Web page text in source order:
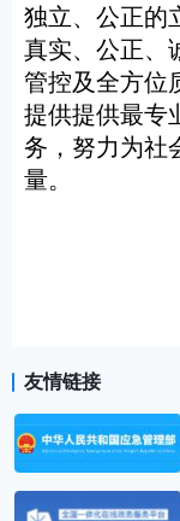
独立、公正的
真实、公正、
管控及全方位
提供提供最专
务，努力为社
量。
友情链接